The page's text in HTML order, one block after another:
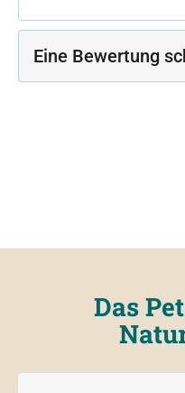
Eine Bewertung
Das